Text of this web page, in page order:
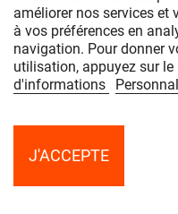
INSCRIPTION
Vous pouvez vous
trouverez pour cela nos
améliorer nos services et
à vos préférences en
navigation. Pour donner
utilisation, appuyez sur le
d'informations
J'ACCEPTE